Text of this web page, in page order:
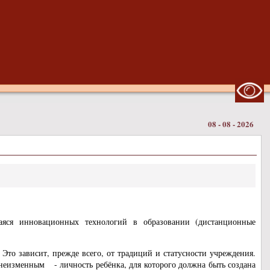
08 - 08 - 2026
инновационных технологий в образовании (дистанционные
зависит, прежде всего, от традиций и статусности учреждения.
- личность ребёнка, для которого должна быть создана